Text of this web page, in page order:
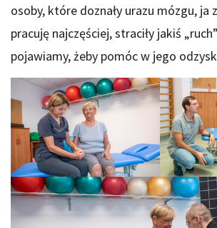
osoby, które doznały urazu mózgu, ja
pracuję najczęściej, straciły jakiś
pojawiamy, żeby pomóc w jego